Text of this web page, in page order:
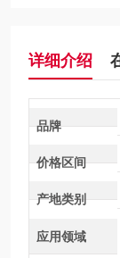
详细介绍
品牌
价格区间
产地类别
应用领域